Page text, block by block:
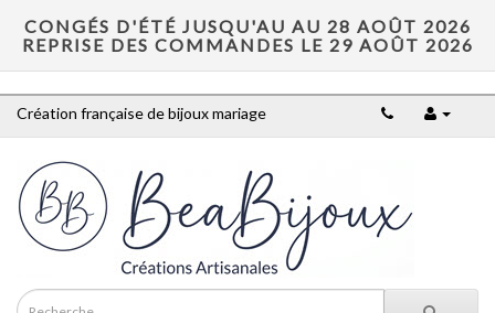
CONGÉS D'ÉTÉ JUSQU'AU AU 28 AOÛT 2026
REPRISE DES COMMANDES LE 29 AOÛT 2026
Création française de bijoux mariage